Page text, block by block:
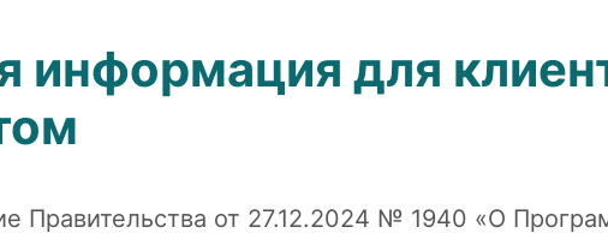
информация для
Правительства от 27.12.2024 № 1940 «О